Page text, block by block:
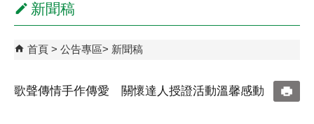
新聞稿
首頁 公告專區 新聞稿
歌聲傳情手作傳愛 關懷達人授證活動溫馨感動